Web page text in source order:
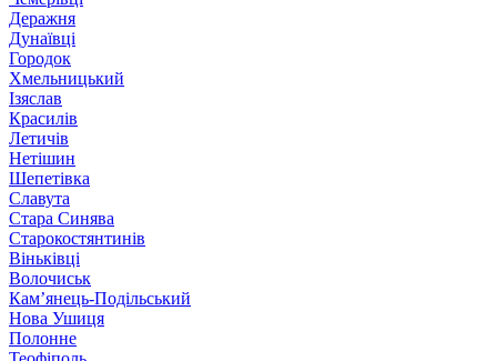
Деражня
Дунаївці
Городок
Хмельницький
Ізяслав
Красилів
Летичів
Нетішин
Шепетівка
Славута
Стара Синява
Старокостянтинів
Віньківці
Волочиськ
Кам’янець-Подільський
Нова Ушиця
Полонне